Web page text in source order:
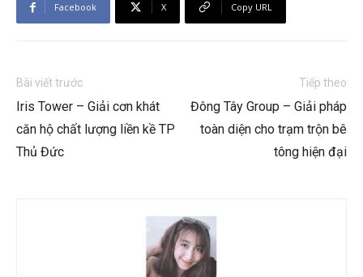
Facebook X Copy URL
Bài viết trước
Iris Tower – Giải cơn khát
căn hộ chất lượng liền kề TP
Thủ Đức
Tiếp theo
Đông Tây Group – Giải pháp
toàn diện cho trạm trộn bê
tông hiện đại